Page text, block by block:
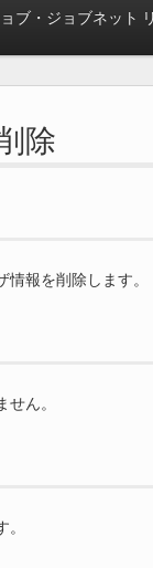
ブ・ジョブネット
除
報を削除します。
ん。